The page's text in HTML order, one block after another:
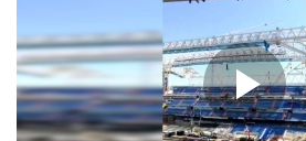
CANTERA
FICHAJES